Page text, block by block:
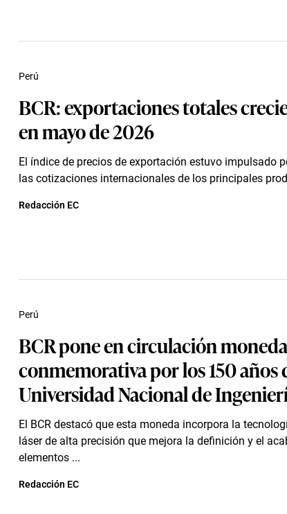
BCR: exportaciones totales
en mayo de 2026
El índice de precios de exportación estuvo impulsado
las cotizaciones internacionales de los principales
Perú
Redacción EC
BCR pone en circulación
conmemorativa por los 150 años
Universidad Nacional de
El BCR destacó que esta moneda incorpora la
láser de alta precisión que mejora la definición y el
elementos ...
Perú
Redacción EC